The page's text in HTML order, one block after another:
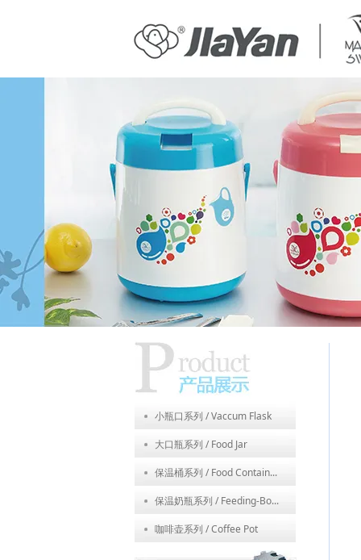
小瓶口系列 / Vaccum Flask
大口瓶系列 / Food Jar
保温桶系列 / Food Contain...
保温奶瓶系列 / Feeding-Bo...
咖啡壶系列 / Coffee Pot